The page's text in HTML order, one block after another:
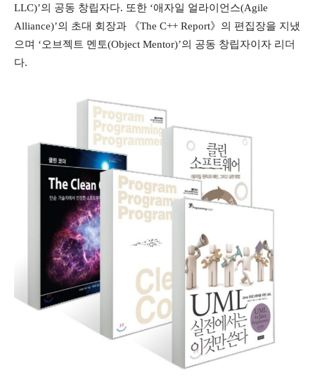
LLC)’의 공동 창립자다. 또한 ‘애자일 얼라이언스(Agile
Alliance)’의 초대 회장과 《The C++ Report》의 편집장을 지냈
으며 ‘오브젝트 멘토(Object Mentor)’의 공동 창립자이자 리더
다.